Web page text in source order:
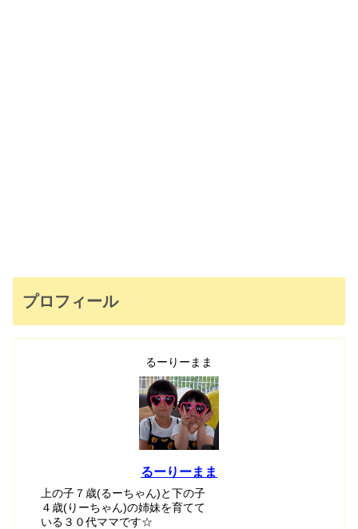
プロフィール
るーりーまま
るーりーまま
上の子７歳(るーちゃん)と下の子
４歳(りーちゃん)の姉妹を育てて
いる３０代ママです☆